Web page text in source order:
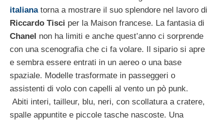
italianatorna a mostrare il suo splendore nel lavoro di
Riccardo Tisci per la Maison francese. La fantasia di
Chanel non ha limiti e anche quest’anno ci sorprende
con una scenografia che ci fa volare. Il sipario si apre
e sembra essere entrati in un aereo o una base
spaziale. Modelle trasformate in passeggeri o
assistenti di volo con capelli al vento un pò punk.
Abiti interi, tailleur, blu, neri, con scollatura a cratere,
spalle appuntite e piccole tasche nascoste. Una